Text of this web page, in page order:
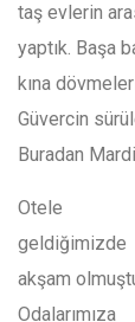
taş evlerin
yaptık. Başa
kına
Güvercin
Buradan
Otele
geldiğimizde
akşam
Odalarımıza